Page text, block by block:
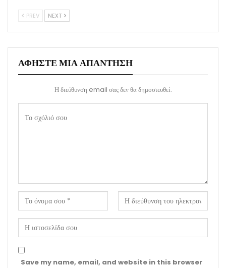
PREV NEXT
ΑΦΉΣΤΕ ΜΙΑ ΑΠΆΝΤΗΣΗ
Η διεύθυνση email σας δεν θα δημοσιευθεί.
Save my name, email, and website in this browser